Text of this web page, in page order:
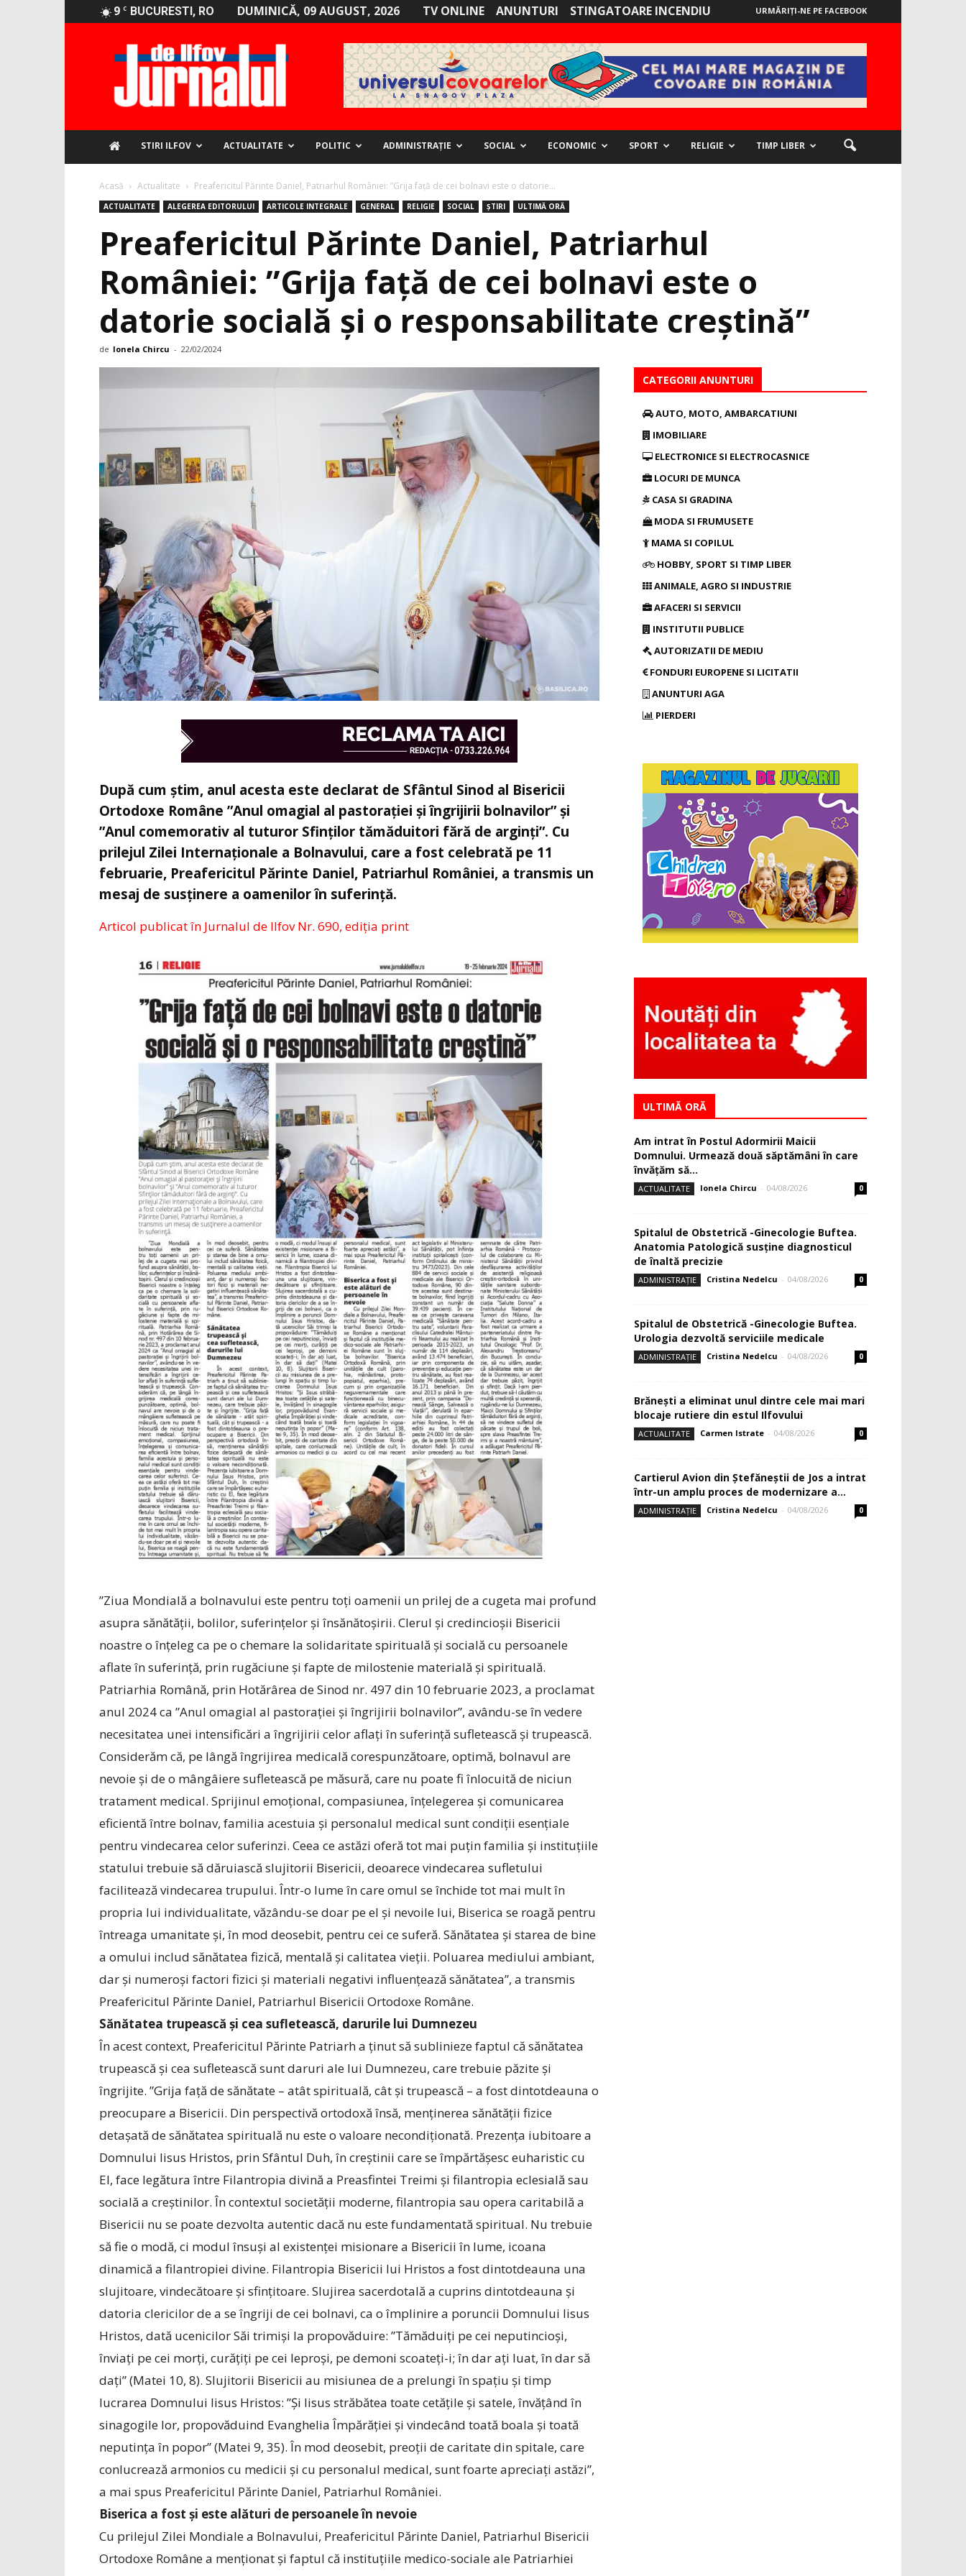
9 C BUCURESTI, RO DUMINICĂ, 09 AUGUST, 2026 TV ONLINE ANUNTURI STINGATOARE INCENDIU URMĂRIȚI-NE PE FACEBOOK
STIRI ILFOV ACTUALITATE POLITIC ADMINISTRAȚIE SOCIAL ECONOMIC SPORT RELIGIE TIMP LIBER
Acasă Actualitate Preafericitul Părinte Daniel, Patriarhul României: ”Grija faţă de cei bolnavi este o datorie...
ACTUALITATE ALEGEREA EDITORULUI ARTICOLE INTEGRALE GENERAL RELIGIE SOCIAL ȘTIRI ULTIMĂ ORĂ
Preafericitul Părinte Daniel, Patriarhul
României: ”Grija faţă de cei bolnavi este o
datorie socială şi o responsabilitate creştină”
de Ionela Chircu - 22/02/2024
După cum știm, anul acesta este declarat de Sfântul Sinod al Bisericii
Ortodoxe Române ”Anul omagial al pastorației și îngrijirii bolnavilor” și
”Anul comemorativ al tuturor Sfinților tămăduitori fără de arginți”. Cu
prilejul Zilei Internaționale a Bolnavului, care a fost celebrată pe 11
februarie, Preafericitul Părinte Daniel, Patriarhul României, a transmis un
mesaj de susținere a oamenilor în suferință.
Articol publicat în Jurnalul de Ilfov Nr. 690, ediția print
”Ziua ­Mondială a bol­navului este pentru toți oamenii un prilej de a cugeta mai profund
asupra sănătății, bolilor, suferințelor și însănă­toșirii. Clerul și credincioșii Bisericii
noastre o înțeleg ca pe o chemare la solidaritate spirituală și socială cu persoanele
aflate în suferință, prin rugăciune și fapte de milostenie materială și spirituală.
Patriarhia Română, prin Hotărârea de Sinod nr. 497 din 10 februarie 2023, a proclamat
anul 2024 ca ”Anul omagial al pastorației și îngrijirii bolnavilor”, ­avându-se în vedere
necesitatea unei intensificări a îngrijirii celor aflați în suferință sufletească și trupească.
Considerăm că, pe lângă îngrijirea medicală corespunzătoare, optimă, bolnavul are
nevoie și de o mângâiere sufletească pe măsură, care nu poate fi înlocuită de niciun
tratament medical. Sprijinul emoțional, compasiunea, înțelegerea și comunicarea
eficientă între bolnav, familia acestuia și personalul medical sunt condiții esențiale
pentru vindecarea celor suferinzi. Ceea ce astăzi oferă tot mai puțin familia și instituțiile
statului trebuie să dăruiască slujitorii Bisericii, deoarece vindecarea sufletului
facilitează vindecarea trupului. Într-o lume în care omul se închide tot mai mult în
propria lui individualitate, văzându-se doar pe el și nevoile lui, Biserica se roagă pentru
întreaga umanitate și, în mod deosebit, pentru cei ce suferă. Sănătatea şi starea de bine
a omului includ sănătatea fizică, mentală şi calitatea vieții. Poluarea mediului ambiant,
dar şi numeroși factori fizici şi materiali negativi influențează sănătatea”, a transmis
Preafericitul Părinte Daniel, Patriarhul Bisericii Ortodoxe Române.
Sănătatea trupească și cea sufletească, darurile lui Dumnezeu
În acest context, Prea­fe­ricitul Părinte Patriarh a ținut să sublinieze faptul că sănătatea
trupească și cea sufletească sunt daruri ale lui Dumnezeu, care trebuie păzite și
îngrijite. ”Grija față de sănătate – atât spirituală, cât și trupească – a fost dintotdeauna o
preocupare a Bisericii. Din perspectivă ortodoxă însă, menținerea sănătății fizice
detașată de sănătatea spirituală nu este o valoare necondiționată. Prezența iubitoare a
Domnului Iisus Hristos, prin Sfântul Duh, în creștinii care se împărtășesc euharistic cu
El, face legătura între Filantropia divină a Preasfintei Treimi și filantropia eclesială sau
socială a creștinilor. În contextul societății moderne, filantropia sau opera caritabilă a
Bisericii nu se poate dezvolta autentic dacă nu este fundamentată spiritual. Nu trebuie
să fie o modă, ci modul însuși al existenței misionare a Bisericii în lume, icoana
dinamică a filantropiei divine. Filantropia Bisericii lui Hristos a fost dintotdeauna una
slujitoare, vindecătoare și sfințitoare. Slujirea sacerdotală a cuprins dintotdeauna și
datoria clericilor de a se îngriji de cei bolnavi, ca o împlinire a poruncii Domnului Iisus
Hristos, dată ucenicilor Săi trimiși la propovăduire: ”Tămăduiți pe cei neputincioși,
înviați pe cei morți, curățiți pe cei leproși, pe demoni scoateți-i; în dar ați ­luat, în dar să
dați” (Matei 10, 8). Slujitorii Bisericii au misiunea de a prelungi în spațiu și timp
lucrarea Domnului Iisus Hristos: ”Și Iisus străbătea toate cetățile și satele, învățând în
sinagogile lor, propovăduind Evanghelia Împărăției și vindecând toată boala și toată
neputința în popor” (Matei 9, 35). În mod deosebit, preoții de caritate din spitale, care
conlucrează armonios cu medicii și cu personalul medical, sunt foarte apreciați astăzi”,
a mai spus Preafericitul Părinte Daniel, Patriarhul României.
Biserica a fost și este alături de persoanele în nevoie
Cu prilejul Zilei Mondiale a Bolnavului, Preafericitul Părinte Daniel, Patriarhul Bisericii
Ortodoxe Române a menționat și faptul că instituțiile medico-sociale ale Patriarhiei
CATEGORII ANUNTURI
AUTO, MOTO, AMBARCATIUNI
IMOBILIARE
ELECTRONICE SI ELECTROCASNICE
LOCURI DE MUNCA
CASA SI GRADINA
MODA SI FRUMUSETE
MAMA SI COPILUL
HOBBY, SPORT SI TIMP LIBER
ANIMALE, AGRO SI INDUSTRIE
AFACERI SI SERVICII
INSTITUTII PUBLICE
AUTORIZATII DE MEDIU
FONDURI EUROPENE SI LICITATII
ANUNTURI AGA
PIERDERI
ULTIMĂ ORĂ
Am intrat în Postul Adormirii Maicii
Domnului. Urmează două săptămâni în care
învăţăm să...
ACTUALITATE Ionela Chircu - 04/08/2026 0
Spitalul de Obstetrică -Ginecologie Buftea.
Anatomia Patologică susţine diagnosticul
de înaltă precizie
ADMINISTRAȚIE Cristina Nedelcu - 04/08/2026 0
Spitalul de Obstetrică -Ginecologie Buftea.
Urologia dezvoltă serviciile medicale
ADMINISTRAȚIE Cristina Nedelcu - 04/08/2026 0
Brănești a eliminat unul dintre cele mai mari
blocaje rutiere din estul Ilfovului
ACTUALITATE Carmen Istrate - 04/08/2026 0
Cartierul Avion din Ştefăneştii de Jos a intrat
într-un amplu proces de modernizare a...
ADMINISTRAȚIE Cristina Nedelcu - 04/08/2026 0